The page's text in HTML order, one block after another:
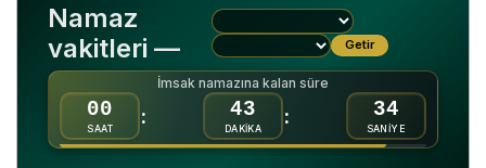
Namaz
vakitleri —
Getir
İmsak namazına kalan süre
00
SAAT
: 43
DAKİKA
: 32
SANİYE